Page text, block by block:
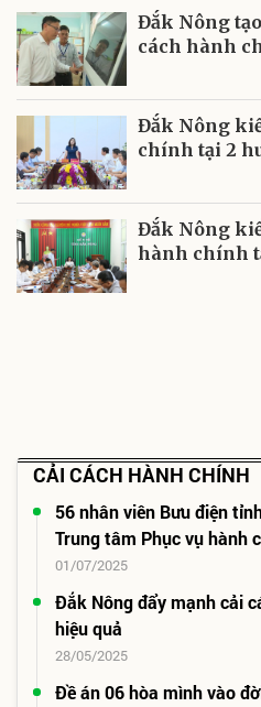
Đắk Nông
cách hành
Đắk Nông
chính tại 2
Đắk Nông
hành chính
CẢI CÁCH HÀNH CHÍNH
56 nhân viên Bưu điện
Trung tâm Phục vụ hành
01/07/2025
Đắk Nông đẩy mạnh cải
hiệu quả
28/05/2025
Đề án 06 hòa mình vào